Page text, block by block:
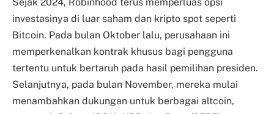
investasinya di luar saham dan kripto spot seperti
Bitcoin. Pada bulan Oktober lalu, perusahaan ini
memperkenalkan kontrak khusus bagi pengguna
tertentu untuk bertaruh pada hasil pemilihan presiden.
Selanjutnya, pada bulan November, mereka mulai
menambahkan dukungan untuk berbagai altcoin,